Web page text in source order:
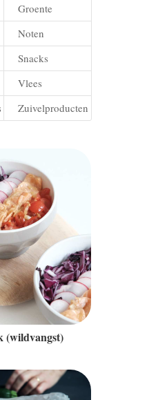
Groente
Noten
Snacks
Vlees
Zuivelproducten
(wildvangst)